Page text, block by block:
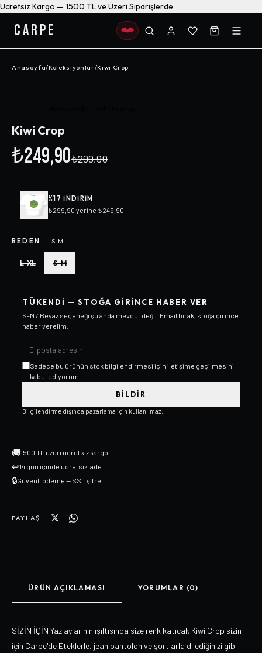
Ücretsiz Kargo — 1500 TL ve Üzeri Siparişlerde
CARPE
Anasayfa/Koleksiyonlar/Kiwi Crop
Kiwi Crop
₺249,90₺299,90
%17 INDIRIM
₺299,90 yerine ₺249,90
BEDEN —S-M
L-XL S-M
TÜKENDI — STOĞA GIRINCE HABER VER
S-M / Beyaz seçeneği şu anda mevcut değil. Email bırak, stoğa girince
haber verelim.
Sadece bu ürünün stok bilgilendirmesi için iletişime geçilmesini
kabul ediyorum.
BILDIR
Bilgilendirme dışında pazarlama için kullanılmaz.
🚚1500 TL üzeri ücretsiz kargo
↩14 gün içinde ücretsiz iade
🔒Güvenli ödeme — SSL şifreli
PAYLAŞ:
ÜRÜN AÇIKLAMASI YORUMLAR (0)
SİZİN İÇİN Yaz aylarının ışıltısında size renk katıcak Kiwi Crop sizin
için Carpe'de Eteklerle, jean pantolon ve şortlarla dilediğinizi gibi